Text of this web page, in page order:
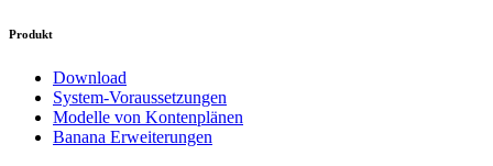
Produkt
Download
System-Voraussetzungen
Modelle von Kontenplänen
Banana Erweiterungen